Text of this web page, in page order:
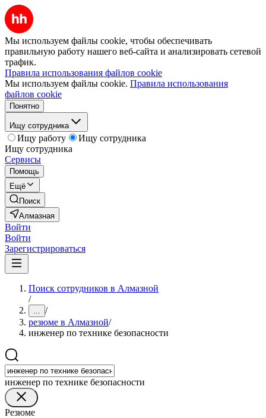
Мы используем файлы cookie, чтобы обеспечивать
правильную работу нашего веб-сайта и анализировать сетевой
трафик.
Правила использования файлов cookie
Мы используем файлы cookie. Правила использования
файлов cookie
Понятно
Ищу сотрудника
Ищу работу
Ищу сотрудника
Ищу сотрудника
Сервисы
Помощь
Ещё
Поиск
Алмазная
Войти
Войти
Зарегистрироваться
Поиск сотрудников в Алмазной
/
... /
резюме в Алмазной/
инженер по технике безопасности
инженер по технике безопасности
Резюме